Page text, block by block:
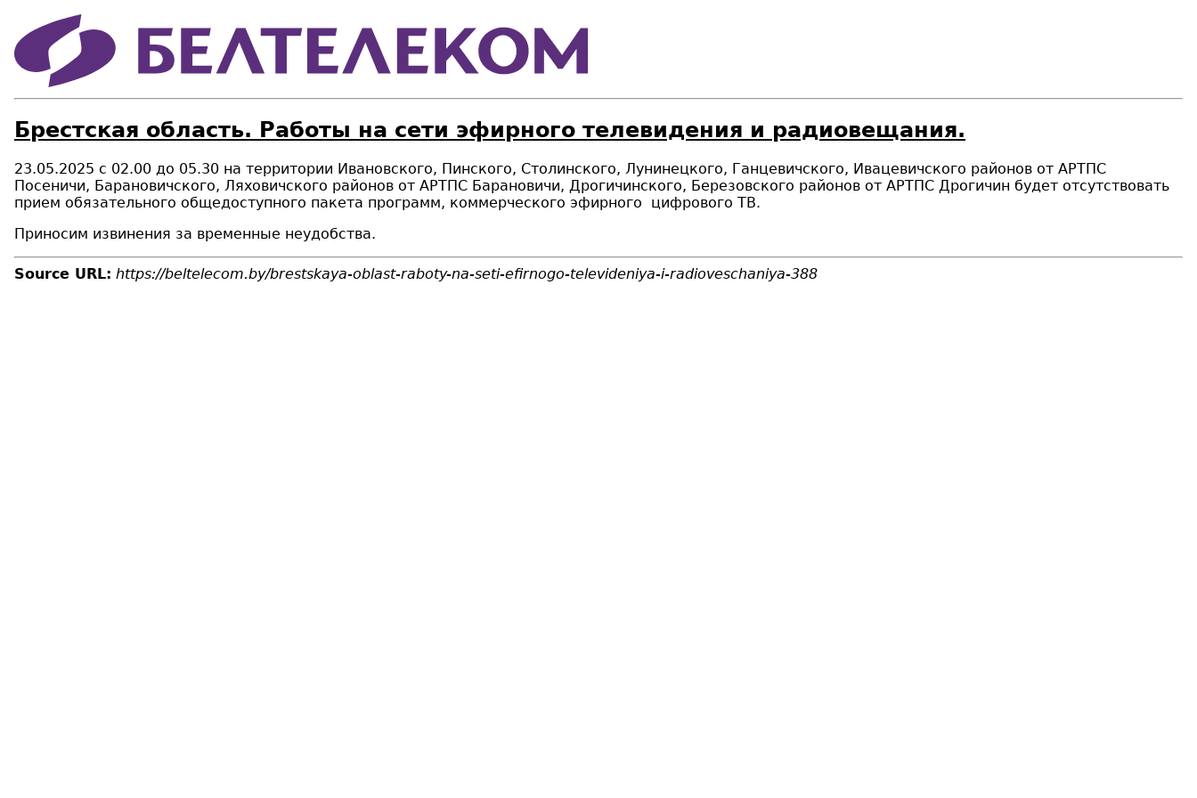
Брестская область. Работы на сети эфирного телевидения и радиовещания.
23.05.2025 с 02.00 до 05.30 на территории Ивановского, Пинского, Столинского, Лунинецкого, Ганцевичского, Ивацевичского районов от АРТПС
Посеничи, Барановичского, Ляховичского районов от АРТПС Барановичи, Дрогичинского, Березовского районов от АРТПС Дрогичин будет отсутствовать
прием обязательного общедоступного пакета программ, коммерческого эфирного цифрового ТВ.
Приносим извинения за временные неудобства.
Source URL: https://beltelecom.by/brestskaya-oblast-raboty-na-seti-efirnogo-televideniya-i-radioveschaniya-388